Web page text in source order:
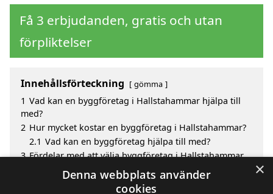
Få 3 erbjudanden, gratis och utan
förpliktelser
Innehållsförteckning gömma
1 Vad kan en byggföretag i Hallstahammar hjälpa till
med?
2 Hur mycket kostar en byggföretag i Hallstahammar?
2.1 Vad kan en byggföretag hjälpa till med?
3 Fördelar med att välja byggföretag i Hallstahammar
Vad kan ett byggföretag hjälpa dig med?
Sök efter en skicklig byggföretag i de omgivande
×
Denna webbplats använder
cookies